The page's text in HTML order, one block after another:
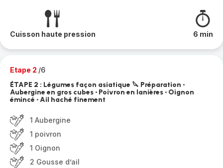
Cuisson haute pression 6 min
Etape 2 /6
ÉTAPE 2 : Légumes façon asiatique 🔪 Préparation •
Aubergine en gros cubes • Poivron en lanières • Oignon
émincé • Ail haché finement
1 Aubergine
1 poivron
1 Oignon
2 Gousse d’ail